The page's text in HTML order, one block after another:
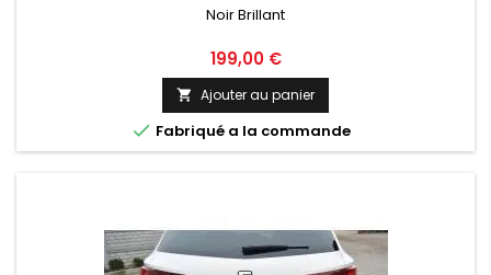
Noir Brillant
Prix
199,00 €
 Ajouter au panier
 Fabriqué a la commande